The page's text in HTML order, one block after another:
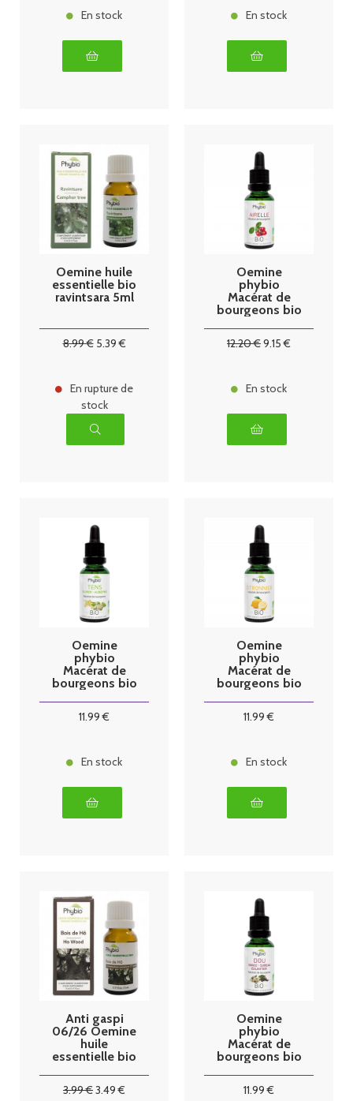
En stock En stock
Oemine huile
essentielle bio
ravintsara 5ml
8.99€ 5.39€
En rupture de
stock
Oemine
phybio
Macérat de
bourgeons bio
12.20€9.15 €
En stock
Oemine
phybio
Macérat de
bourgeons bio
11.99 €
En stock
Oemine
phybio
Macérat de
bourgeons bio
11.99 €
En stock
Anti gaspi
06/26 Oemine
huile
essentielle bio
3.99€3.49 €
Oemine
phybio
Macérat de
bourgeons bio
11.99 €